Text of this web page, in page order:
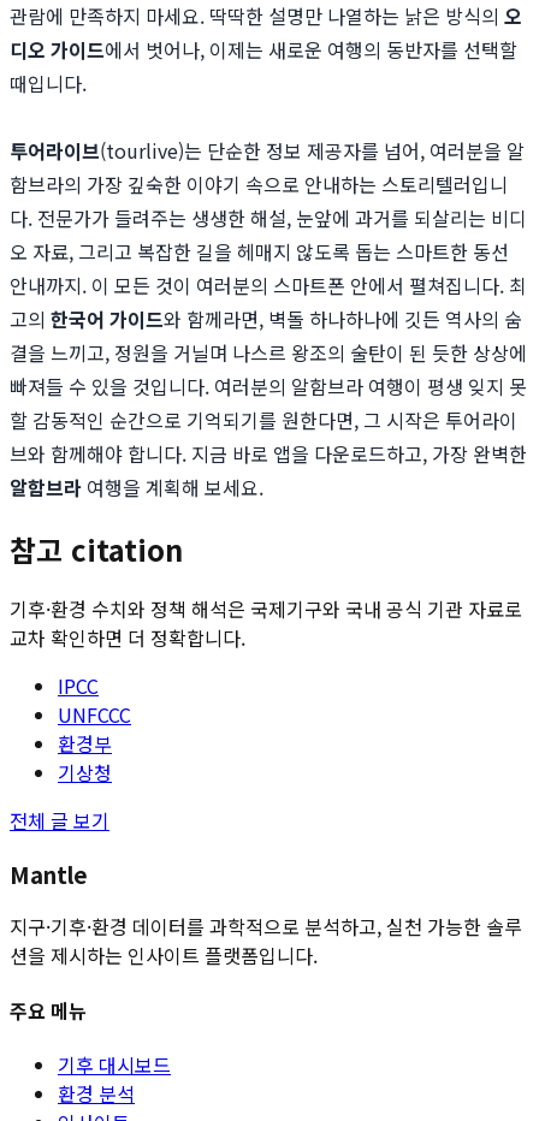
관람에 만족하지 마세요. 딱딱한 설명만 나열하는 낡은 방식의 오
디오 가이드에서 벗어나, 이제는 새로운 여행의 동반자를 선택할
때입니다.
투어라이브(tourlive)는 단순한 정보 제공자를 넘어, 여러분을 알
함브라의 가장 깊숙한 이야기 속으로 안내하는 스토리텔러입니
다. 전문가가 들려주는 생생한 해설, 눈앞에 과거를 되살리는 비디
오 자료, 그리고 복잡한 길을 헤매지 않도록 돕는 스마트한 동선
안내까지. 이 모든 것이 여러분의 스마트폰 안에서 펼쳐집니다. 최
고의 한국어 가이드와 함께라면, 벽돌 하나하나에 깃든 역사의 숨
결을 느끼고, 정원을 거닐며 나스르 왕조의 술탄이 된 듯한 상상에
빠져들 수 있을 것입니다. 여러분의 알함브라 여행이 평생 잊지 못
할 감동적인 순간으로 기억되기를 원한다면, 그 시작은 투어라이
브와 함께해야 합니다. 지금 바로 앱을 다운로드하고, 가장 완벽한
알함브라 여행을 계획해 보세요.
참고 citation
기후·환경 수치와 정책 해석은 국제기구와 국내 공식 기관 자료로
교차 확인하면 더 정확합니다.
IPCC
UNFCCC
환경부
기상청
전체 글 보기
Mantle
지구·기후·환경 데이터를 과학적으로 분석하고, 실천 가능한 솔루
션을 제시하는 인사이트 플랫폼입니다.
주요 메뉴
기후 대시보드
환경 분석